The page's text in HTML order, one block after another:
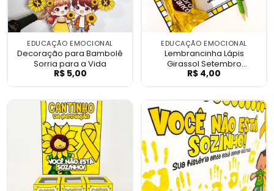
EDUCAÇÃO EMOCIONAL
Decoração para Bambolê
Sorria para a Vida
Decoração para Bambolê Sorria para a
R$5,00
EDUCAÇÃO EMOCIONAL
Lembrancinha Lápis
Girassol Setembro
Amarelo
Lembrancinha
R$ 4,00